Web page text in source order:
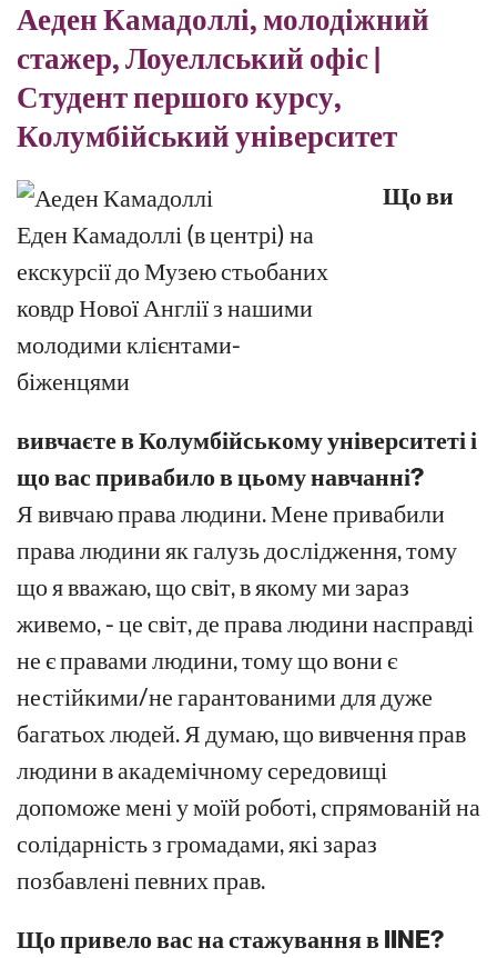
Аеден Камадоллі, молодіжний
стажер, Лоуеллський офіс |
Студент першого курсу,
Колумбійський університет
Еден Камадоллі (в центрі) на
екскурсії до Музею стьобаних
ковдр Нової Англії з нашими
молодими клієнтами-
біженцями
Що ви
вивчаєте в Колумбійському університеті і
що вас привабило в цьому навчанні?
Я вивчаю права людини. Мене привабили
права людини як галузь дослідження, тому
що я вважаю, що світ, в якому ми зараз
живемо, - це світ, де права людини насправді
не є правами людини, тому що вони є
нестійкими/не гарантованими для дуже
багатьох людей. Я думаю, що вивчення прав
людини в академічному середовищі
допоможе мені у моїй роботі, спрямованій на
солідарність з громадами, які зараз
позбавлені певних прав.
Що привело вас на стажування в IINE?